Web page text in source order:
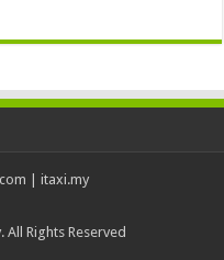
itaxi.my
Rights Reserved